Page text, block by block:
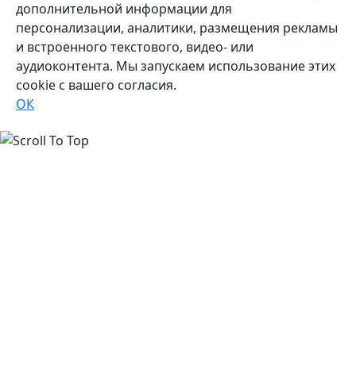
дополнительной информации для
персонализации, аналитики, размещения рекламы
и встроенного текстового, видео- или
аудиоконтента. Мы запускаем использование этих
cookie с вашего согласия.
ОК